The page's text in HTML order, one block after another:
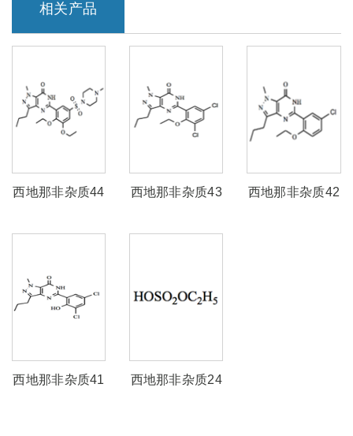
相关产品
西地那非杂质44 西地那非杂质43 西地那非杂质42
西地那非杂质41 西地那非杂质24